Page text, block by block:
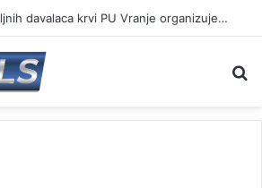
Društvo dobrovoljnih davalaca krvi PU Vranje organizuje akciju na Besnoj kobili